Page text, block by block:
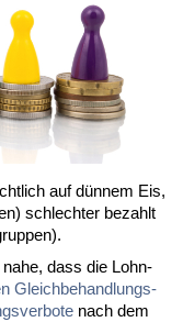
auf dün­nem Eis,
schlech­ter be­zahlt
na­he, dass die Lohn­
Gleich­be­hand­lungs­
nach dem